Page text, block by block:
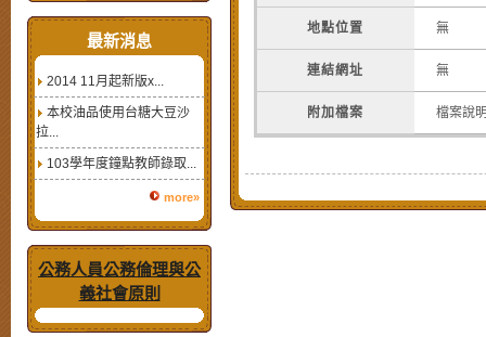
最新消息
2014 11月起新版x...
本校油品使用台糖大豆沙
拉...
103學年度鐘點教師錄取...
more»
公務人員公務倫理與公
義社會原則
地點位置 無
連結網址 無
附加檔案 檔案說